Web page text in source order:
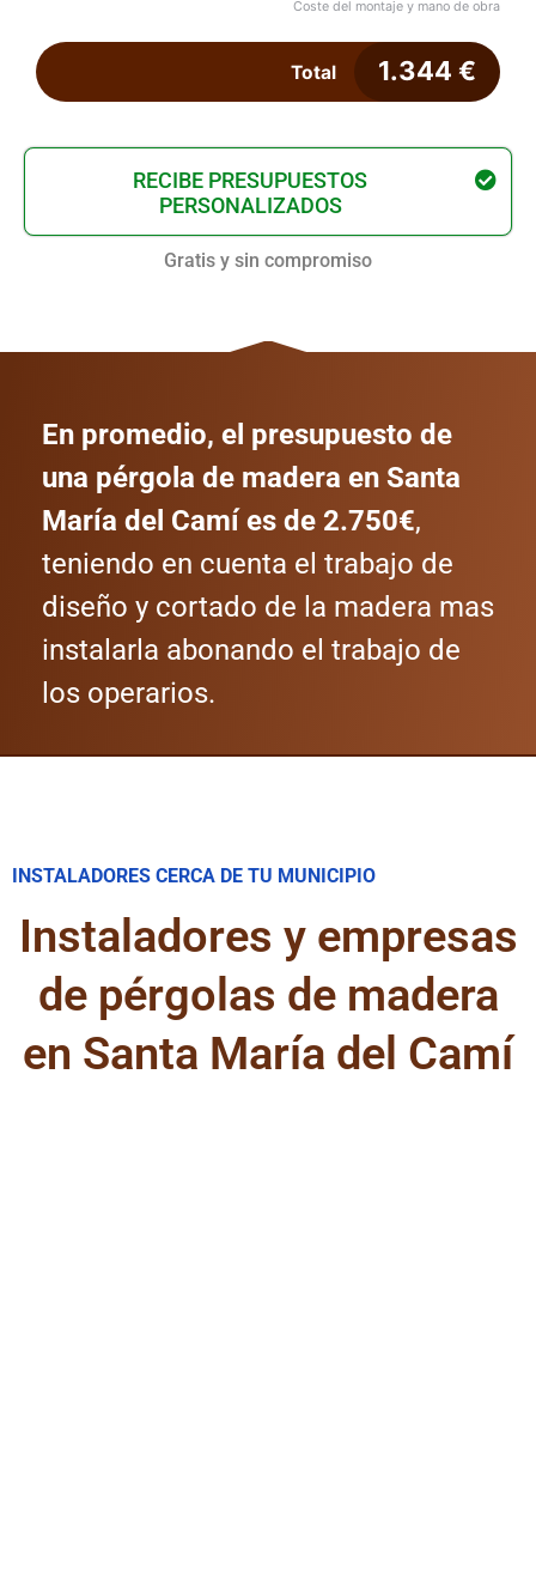
Coste del montaje y mano de obra
Total 1.344 €
RECIBE PRESUPUESTOS
PERSONALIZADOS
Gratis y sin compromiso
En promedio, el presupuesto de
una pérgola de madera en Santa
María del Camí es de 2.750€,
teniendo en cuenta el trabajo de
diseño y cortado de la madera mas
instalarla abonando el trabajo de
los operarios.
INSTALADORES CERCA DE TU MUNICIPIO
Instaladores y empresas
de pérgolas de madera
en Santa María del Camí